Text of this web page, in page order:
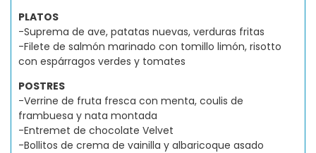
PLATOS
-Suprema de ave, patatas nuevas, verduras fritas
-Filete de salmón marinado con tomillo limón, risotto
con espárragos verdes y tomates
POSTRES
-Verrine de fruta fresca con menta, coulis de
frambuesa y nata montada
-Entremet de chocolate Velvet
-Bollitos de crema de vainilla y albaricoque asado